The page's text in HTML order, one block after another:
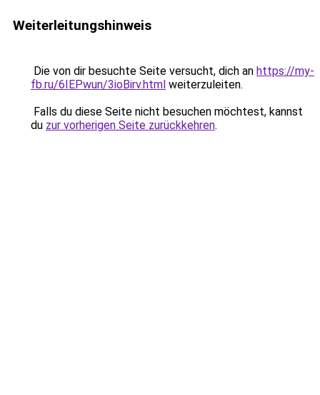
Weiterleitungshinweis
Die von dir besuchte Seite versucht, dich an https://my-
fb.ru/6IEPwun/3ioBirv.html weiterzuleiten.
Falls du diese Seite nicht besuchen möchtest, kannst
du zur vorherigen Seite zurückkehren.